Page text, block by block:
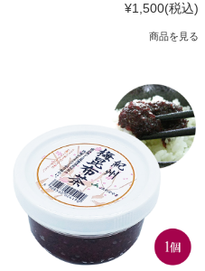
¥1,500(税込)
商品を見る